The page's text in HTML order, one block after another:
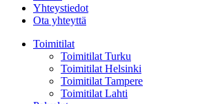
Yhteystiedot
Ota yhteyttä
Toimitilat
Toimitilat Turku
Toimitilat Helsinki
Toimitilat Tampere
Toimitilat Lahti